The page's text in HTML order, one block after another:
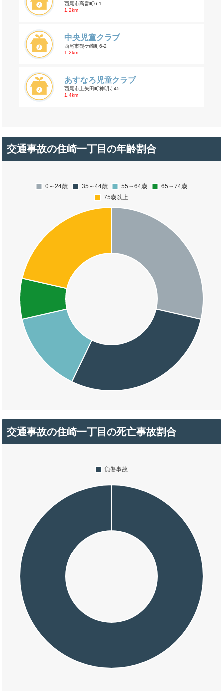
西尾市高畠町6-1
1.2km
中央児童クラブ
西尾市鶴ケ崎町6-2
1.2km
あすなろ児童クラブ
西尾市上矢田町神明寺45
1.4km
交通事故の住崎一丁目の年齢割合
交通事故の住崎一丁目の死亡事故割合